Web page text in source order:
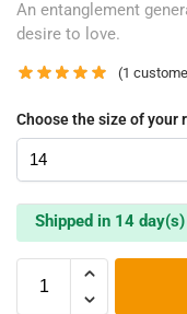
An entanglement
desire to love.
(1
Choose the size of your
Shipped in 14 day(s)